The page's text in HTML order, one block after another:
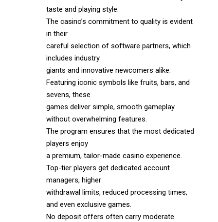
taste and playing style.
The casino’s commitment to quality is evident
in their
careful selection of software partners, which
includes industry
giants and innovative newcomers alike.
Featuring iconic symbols like fruits, bars, and
sevens, these
games deliver simple, smooth gameplay
without overwhelming features.
The program ensures that the most dedicated
players enjoy
a premium, tailor-made casino experience.
Top-tier players get dedicated account
managers, higher
withdrawal limits, reduced processing times,
and even exclusive games.
No deposit offers often carry moderate